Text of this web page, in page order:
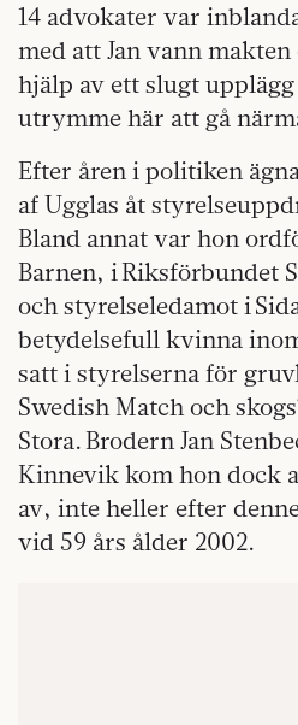
14 advokater var
med att Jan vann
hjälp av ett slugt
utrymme här att gå
Efter åren i politiken
af Ugglas åt
Bland annat var hon
Barnen, i Riksförbundet
och styrelseledamot i
betydelsefull kvinna
satt i styrelserna för
Swedish Match och
Stora. Brodern Jan
Kinnevik kom hon dock
av, inte heller efter
vid 59 års ålder 2002.